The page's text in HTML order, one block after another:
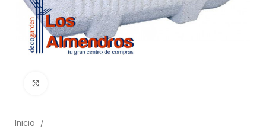
Inicio